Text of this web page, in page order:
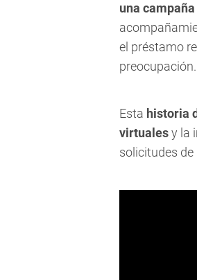
una
el préstamo
preocupación.
Esta historia
virtualesy la
solicitudes